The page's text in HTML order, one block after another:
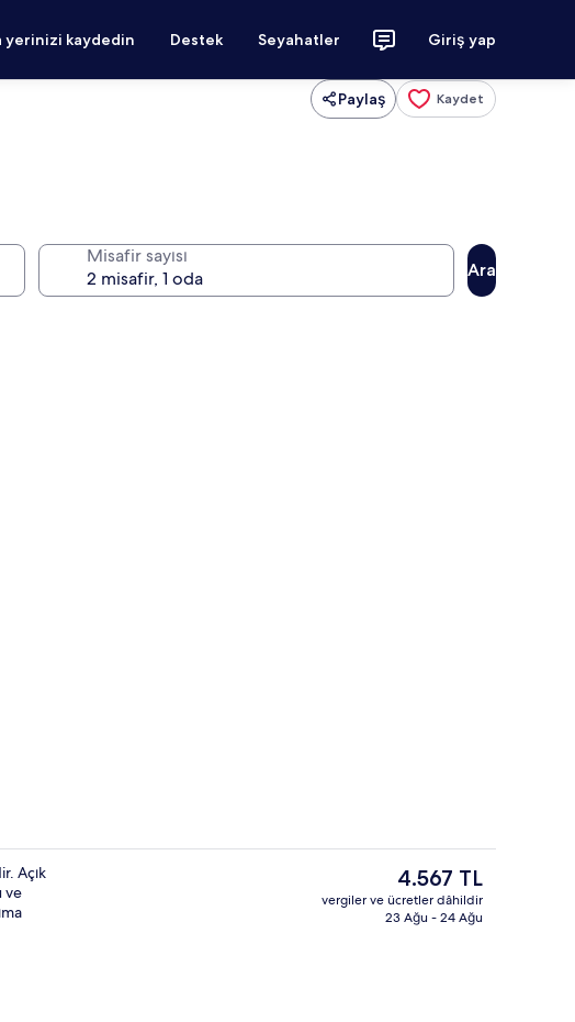
yerinizi kaydedin Destek Seyahatler Giriş yap
Paylaş Kaydet
Misafir sayısı
Ara
Açık
ve
Şu
anki
fiyat
4.567 TL
vergiler ve ücretler dâhildir
23 Ağu - 24 Ağu